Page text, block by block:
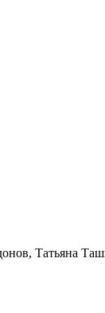
Татьяна